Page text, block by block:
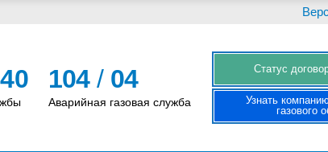
104/ 04
Аварийная газовая служба
Cтатус
Узнать
газового